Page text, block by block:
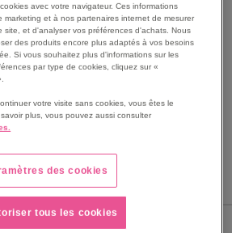
librement.
avec du solvant.
avec votre navigateur. Ces informations
marketing et à nos partenaires internet de mesurer
site, et d'analyser vos préférences d'achats. Nous
des produits encore plus adaptés à vos besoins
Si vous souhaitez plus d'informations sur les
par type de cookies, cliquez sur «
votre visite sans cookies, vous êtes le
plus, vous pouvez aussi consulter
des cookies
tous les cookies